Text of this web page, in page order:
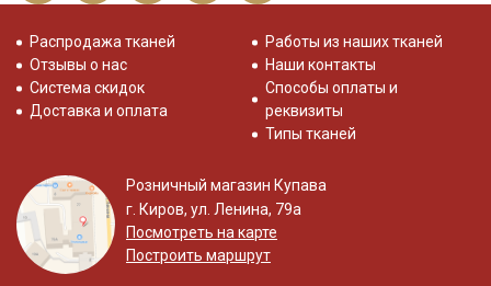
Распродажа тканей
Отзывы о нас
Система скидок
Доставка и оплата
Работы из наших тканей
Наши контакты
Способы оплаты и
реквизиты
Типы тканей
Розничный магазин Купава
г. Киров, ул. Ленина, 79а
Посмотреть на карте
Построить маршрут